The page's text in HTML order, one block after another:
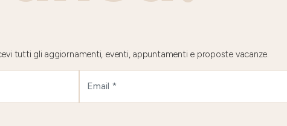
tutti gli aggiornamenti, eventi, appuntamenti e proposte vacanze.